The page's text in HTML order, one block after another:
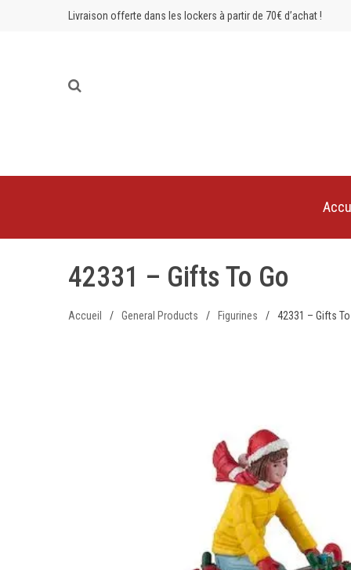
Livraison offerte dans les lockers à partir de 70€ d’achat !
42331 – Gifts To Go
Accueil / General Products / Figurines / 42331 – Gifts